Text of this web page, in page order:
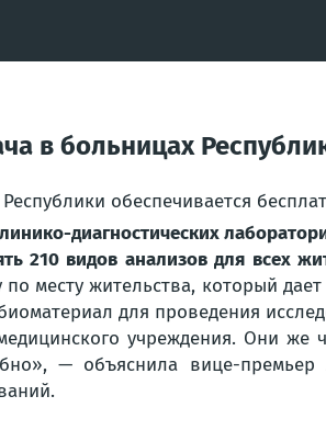
в больницах
диагностических
210 видов анализов для всех
месту жительства, который
для проведения
учреждения. Они
», — объяснила вице-премьер